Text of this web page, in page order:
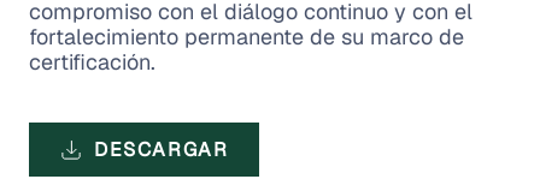
compromiso con el diálogo continuo y con el
fortalecimiento permanente de su marco de
certificación.
DESCARGAR